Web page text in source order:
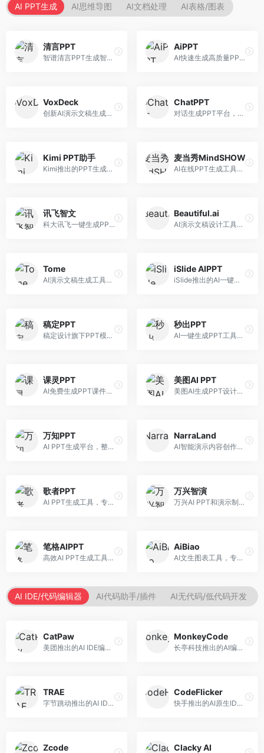
AI PPT生成 AI思维导图 AI文档处理 AI表格/图表
清言PPT
智谱清言PPT生成智能体，基于GLM大模型。面向智谱用户，支持对话生成PPT、内容优化等服务，与智谱生态深度整合。
AiPPT
AI快速生成高质量PPT平台，支持主题定制。面向职场人士和学生，提供一键生成、模板选择、内容优化等服务，PPT制作速度快，设计质量高。
VoxDeck
创新AI演示文稿生成工具，支持语音交互创作。面向职场人士，支持语音输入、PPT生成、内容优化等功能，语音创作体验便捷。
ChatPPT
对话生成PPT平台，支持自然语言交互创作。面向职场人士和教育工作者，通过对话方式完成PPT制作，交互体验友好，创作过程直观。
Kimi PPT助手
Kimi推出的PPT生成智能体，整合长文本处理能力。面向职场人士和学生，支持文档解析、PPT生成、内容优化等服务，与Kimi生态深度整合。
麦当秀MindSHOW
AI在线PPT生成工具，支持思维导图转PPT。面向职场人士，提供思维导图导入、PPT生成、模板选择等服务，思维导图转PPT效率高。
讯飞智文
科大讯飞一键生成PPT和Word工具，整合语音技术。面向职场人士，支持语音输入、文档生成、格式调整等功能，办公效率显著提升。
Beautiful.ai
AI演示文稿设计工具，专注于自动化设计排版。面向职场人士，提供智能排版、模板选择、设计优化等服务，设计美观度高。
Tome
AI演示文稿生成工具，专注于故事化演示创作。面向创业者和营销人员，提供故事叙述、视觉设计、内容生成等服务，演示文稿叙事性强。
iSlide AIPPT
iSlide推出的AI一键设计精美PPT工具。面向PPT设计用户，提供模板库、内容生成、设计优化等服务，与iSlide插件深度整合。
稿定PPT
稿定设计旗下PPT模板资源库，整合AI生成功能。面向设计师和职场人士，提供海量PPT模板、AI内容生成等服务，模板质量高。
秒出PPT
AI一键生成PPT工具，专注于快速演示文稿制作。面向职场人士，支持主题输入、内容生成、模板套用等功能，PPT生成速度快，适合紧急制作场景。
课灵PPT
AI免费生成PPT课件平台，专注于教育场景。面向教师和教育工作者，提供课件生成、教学设计、模板选择等服务，教育适配性强。
美图AI PPT
美图AI生成PPT设计工具，整合图像处理能力。面向设计师和职场人士，提供PPT生成、图片美化、设计优化等服务，视觉设计美观。
万知PPT
AI PPT生成平台，整合知识库与创作功能。面向职场人士，支持内容检索、PPT生成、设计优化等服务，知识整合能力强。
NarraLand
AI智能演示内容创作平台，专注于叙事演示。面向内容创作者，提供故事创作、演示生成、动画设计等服务，演示内容生动有趣。
歌者PPT
AI PPT生成工具，专注于演示文稿智能创作。面向职场人士，支持主题输入、内容生成、设计美化等功能，PPT制作效率高。
万兴智演
万兴AI PPT和演示制作软件，整合视频演示功能。面向职场人士和教育工作者，提供PPT生成、演示录制、视频制作等服务，演示功能完善。
笔格AIPPT
高效AI PPT生成工具，专注于演示文稿智能创作。面向职场人士，支持主题输入、内容生成、设计美化等功能，PPT制作效率高。
AiBiao
AI文生图表工具，专注于数据可视化展示。面向数据分析师和职场人士，提供图表生成、数据可视化、PPT嵌入等服务，数据展示专业。
AI IDE/代码编辑器 AI代码助手/插件 AI无代码/低代码开发
CatPaw
美团推出的AI IDE编程工具，专注于本地开发生态。面向开发者，提供智能代码补全、代码生成、项目管理等服务，本地开发体验好。
MonkeyCode
长亭科技推出的AI编程助手，专注于安全开发。面向开发者，提供代码生成、安全检测、漏洞修复等服务，安全开发能力强。
TRAE
字节跳动推出的AI IDE编程工具，深度集成大模型能力。面向开发者，提供智能代码补全、代码解释、重构优化等服务，编程效率显著提升。
CodeFlicker
快手推出的AI原生IDE，专注于短视频相关开发。面向快手生态开发者，提供代码生成、调试辅助等服务，与快手开发生态深度整合。
Zcode Clacky AI